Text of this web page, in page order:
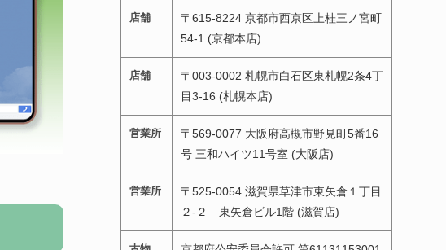
店舗
〒615-8224 京都市西京区上桂三ノ宮町
54-1 (京都本店)
店舗
〒003-0002 札幌市白石区東札幌2条4丁
目3-16 (札幌本店)
営業所
〒569-0077 大阪府高槻市野見町5番16
号 三和ハイツ11号室 (大阪店)
営業所
〒525-0054 滋賀県草津市東矢倉１丁目
２-２ 東矢倉ビル1階 (滋賀店)